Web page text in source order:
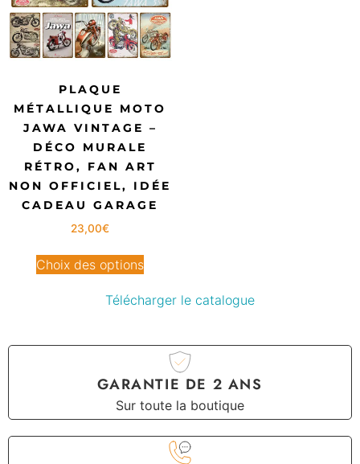
PLAQUE
MÉTALLIQUE MOTO
JAWA VINTAGE –
DÉCO MURALE
RÉTRO, FAN ART
NON OFFICIEL, IDÉE
CADEAU GARAGE
23,00€
Choix des options
Télécharger le catalogue
GARANTIE DE 2 ANS
Sur toute la boutique